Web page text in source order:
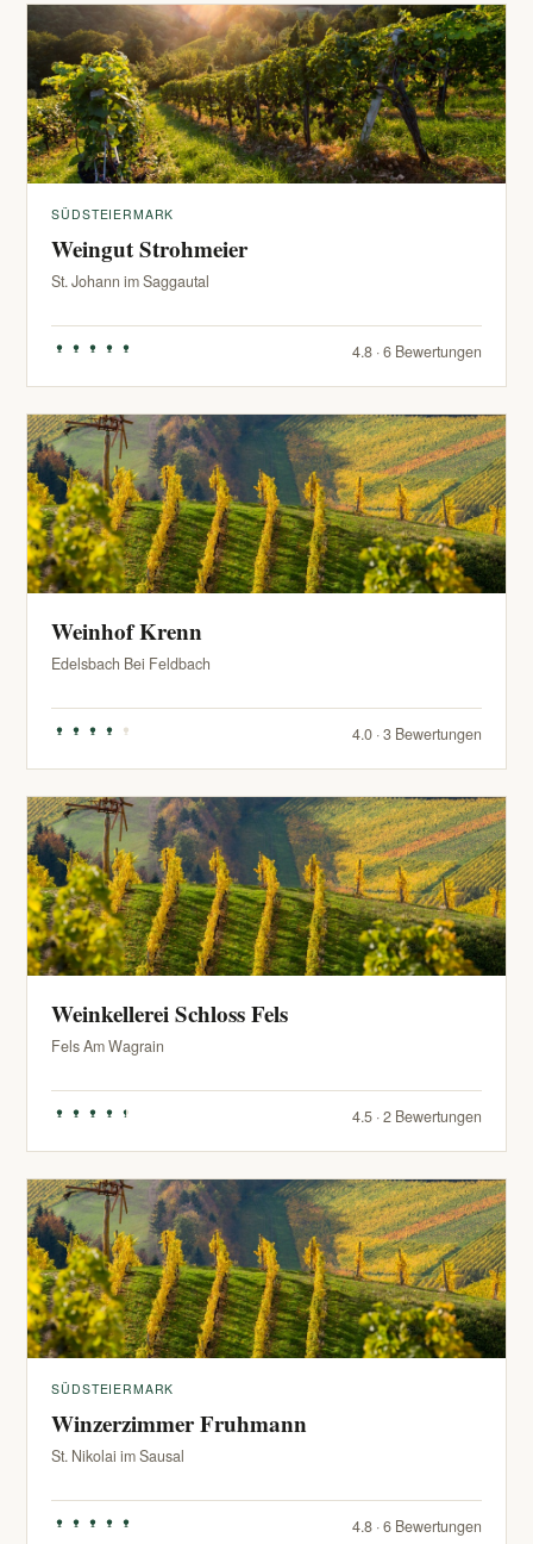
SÜDSTEIERMARK
Weingut Strohmeier
St. Johann im Saggautal
4.8 · 6 Bewertungen
Weinhof Krenn
Edelsbach Bei Feldbach
4.0 · 3 Bewertungen
Weinkellerei Schloss Fels
Fels Am Wagrain
4.5 · 2 Bewertungen
SÜDSTEIERMARK
Winzerzimmer Fruhmann
St. Nikolai im Sausal
4.8 · 6 Bewertungen